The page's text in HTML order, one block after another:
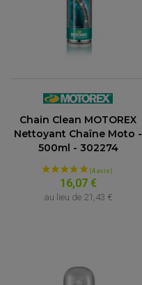
Chain Clean MOTOREX
Nettoyant Chaîne Moto -
500ml - 302274
16,07 €
au lieu de 21,43 €